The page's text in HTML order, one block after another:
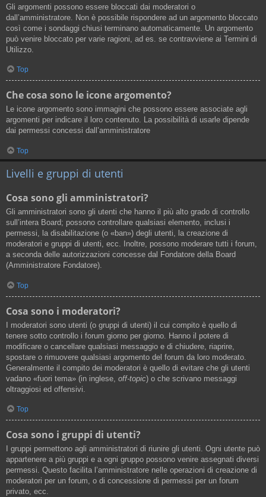
Gli argomenti possono essere bloccati dai moderatori o
dall’amministratore. Non è possibile rispondere ad un argomento bloccato
così come i sondaggi chiusi terminano automaticamente. Un argomento
può venire bloccato per varie ragioni, ad es. se contravviene ai Termini di
Utilizzo.
Top
Che cosa sono le icone argomento?
Le icone argomento sono immagini che possono essere associate agli
argomenti per indicare il loro contenuto. La possibilità di usarle dipende
dai permessi concessi dall’amministratore
Top
Livelli e gruppi di utenti
Cosa sono gli amministratori?
Gli amministratori sono gli utenti che hanno il più alto grado di controllo
sull’intera Board; possono controllare qualsiasi elemento, inclusi i
permessi, la disabilitazione (o «ban») degli utenti, la creazione di
moderatori e gruppi di utenti, ecc. Inoltre, possono moderare tutti i forum,
a seconda delle autorizzazioni concesse dal Fondatore della Board
(Amministratore Fondatore).
Top
Cosa sono i moderatori?
I moderatori sono utenti (o gruppi di utenti) il cui compito è quello di
tenere sotto controllo i forum giorno per giorno. Hanno il potere di
modificare o cancellare qualsiasi messaggio e di chiudere, riaprire,
spostare o rimuovere qualsiasi argomento del forum da loro moderato.
Generalmente il compito dei moderatori è quello di evitare che gli utenti
vadano «fuori tema» (in inglese, off-topic) o che scrivano messaggi
oltraggiosi ed offensivi.
Top
Cosa sono i gruppi di utenti?
I gruppi permettono agli amministratori di riunire gli utenti. Ogni utente può
appartenere a più gruppi e a ogni gruppo possono venire assegnati diversi
permessi. Questo facilita l’amministratore nelle operazioni di creazione di
moderatori per un forum, o di concessione di permessi per un forum
privato, ecc.